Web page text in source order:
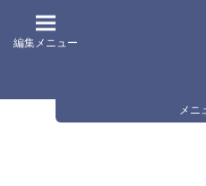
編集メニュー
メニ